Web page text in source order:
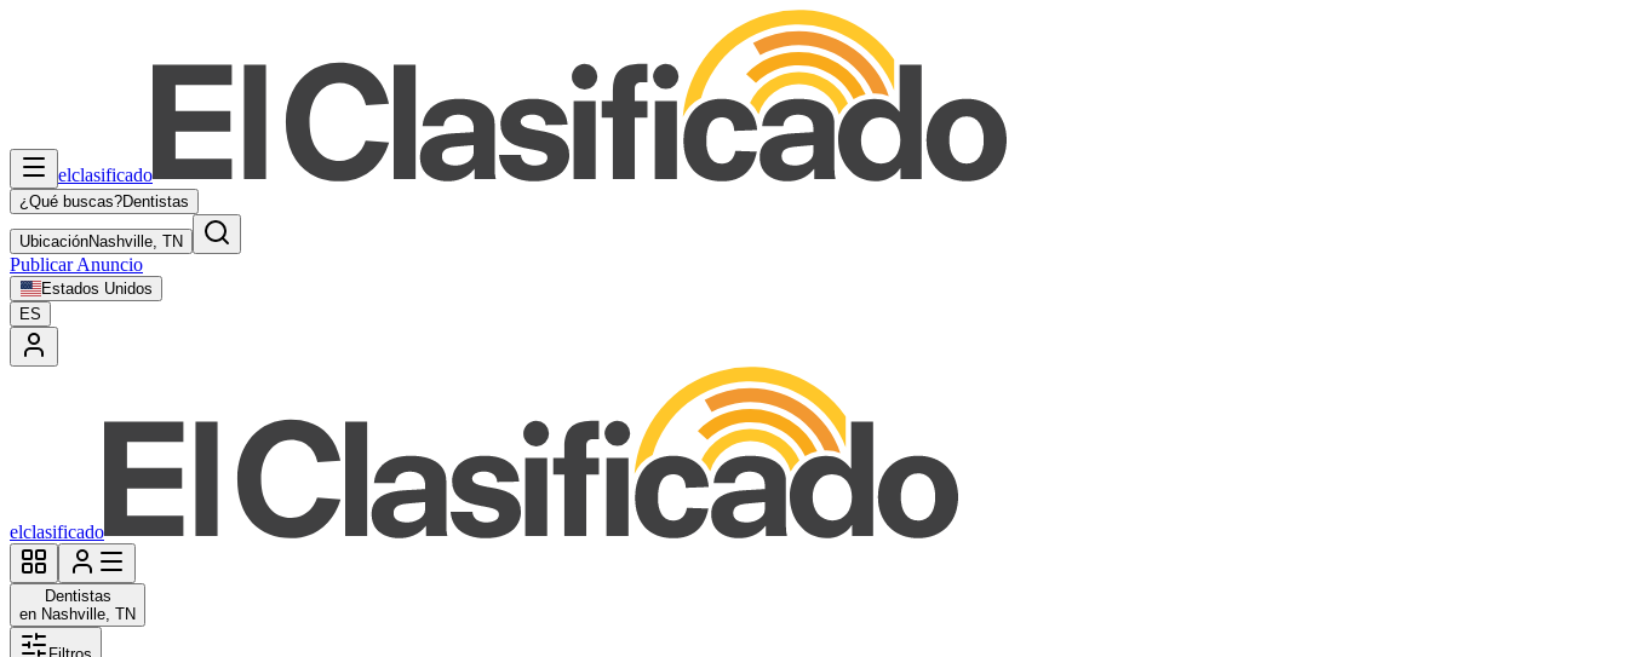
elclasificado
¿Qué buscas?Dentistas
UbicaciónNashville, TN
Publicar Anuncio
Estados Unidos
ES
elclasificado
Dentistas
en Nashville, TN